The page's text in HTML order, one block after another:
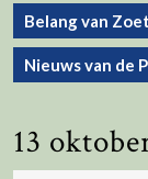
Belang van
Nieuws van de
13